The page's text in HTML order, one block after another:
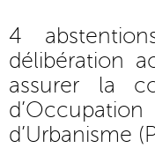
4
délibération
assurer la
d’Urbanisme